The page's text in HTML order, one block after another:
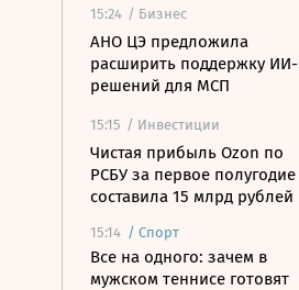
15:24 / Бизнес
АНО ЦЭ предложила
расширить поддержку ИИ-
решений для МСП
15:15 / Инвестиции
Чистая прибыль Ozon по
РСБУ за первое полугодие
составила 15 млрд рублей
15:14 / Спорт
Все на одного: зачем в
мужском теннисе готовят